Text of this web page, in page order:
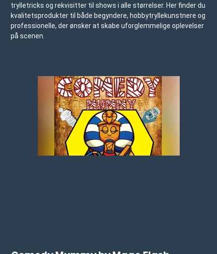
trylletricks og rekvisitter til shows i alle størrelser. Her finder du
kvalitetsprodukter til både begyndere, hobbytryllekunstnere og
professionelle, der ønsker at skabe uforglemmelige oplevelser
på scenen.